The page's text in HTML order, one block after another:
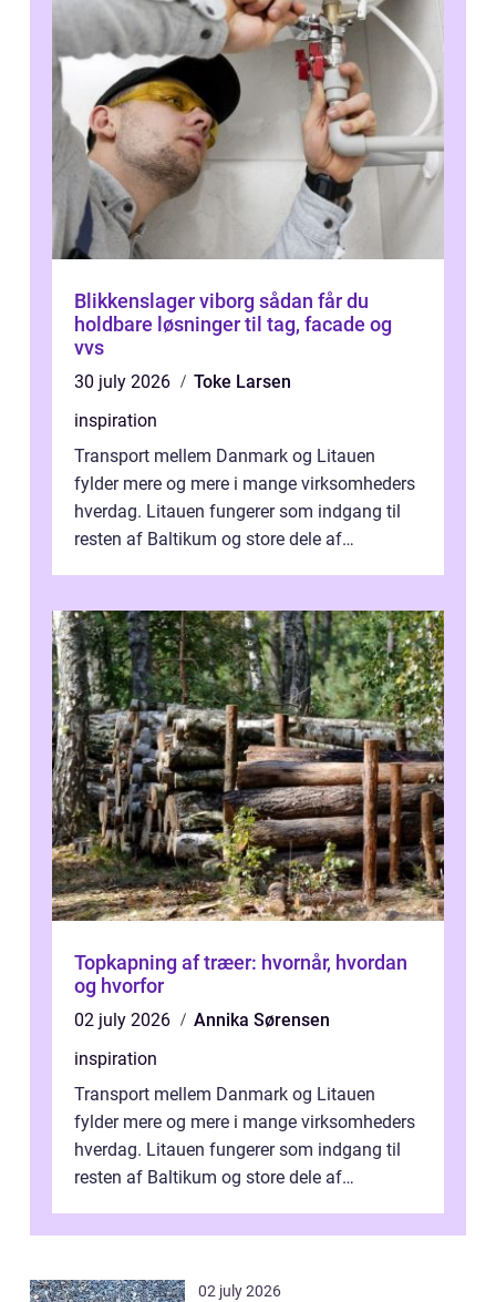
Blikkenslager viborg sådan får du
holdbare løsninger til tag, facade og
vvs
30 july 2026
Toke Larsen
inspiration
Transport mellem Danmark og Litauen
fylder mere og mere i mange virksomheders
hverdag. Litauen fungerer som indgang til
resten af Baltikum og store dele af
Topkapning af træer: hvornår, hvordan
og hvorfor
02 july 2026
Annika Sørensen
inspiration
Transport mellem Danmark og Litauen
fylder mere og mere i mange virksomheders
hverdag. Litauen fungerer som indgang til
resten af Baltikum og store dele af
02 july 2026